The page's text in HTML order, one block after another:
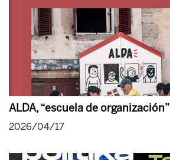
ALDA, “escuela de organización”
2026/04/17